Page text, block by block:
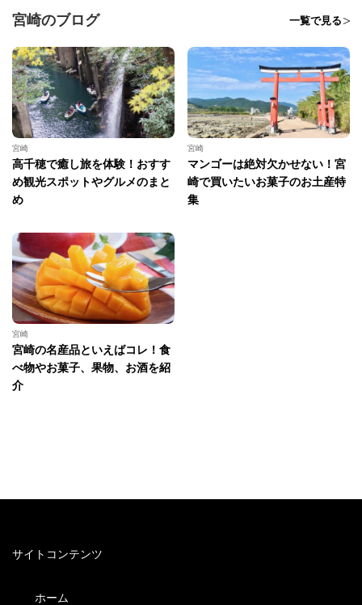
宮崎のブログ 一覧で見る
宮崎
高千穂で癒し旅を体験！おすす
め観光スポットやグルメのまと
め
宮崎
マンゴーは絶対欠かせない！宮
崎で買いたいお菓子のお土産特
集
宮崎
宮崎の名産品といえばコレ！食
べ物やお菓子、果物、お酒を紹
介
サイトコンテンツ
ホーム